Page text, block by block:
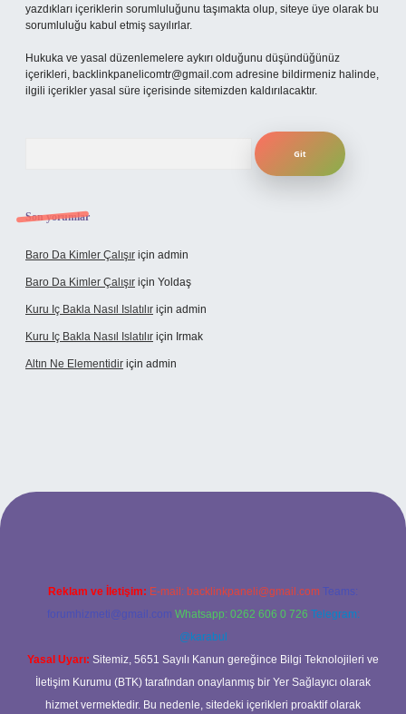
yazdıkları içeriklerin sorumluluğunu taşımakta olup, siteye üye olarak bu
sorumluluğu kabul etmiş sayılırlar.
Hukuka ve yasal düzenlemelere aykırı olduğunu düşündüğünüz
içerikleri, backlinkpanelicomtr@gmail.com adresine bildirmeniz halinde,
ilgili içerikler yasal süre içerisinde sitemizden kaldırılacaktır.
Son yorumlar
Baro Da Kimler Çalışır için admin
Baro Da Kimler Çalışır için Yoldaş
Kuru Iç Bakla Nasıl Islatılır için admin
Kuru Iç Bakla Nasıl Islatılır için Irmak
Altın Ne Elementidir için admin
Reklam ve İletişim: E-mail: backlinkpaneli@gmail.com Teams:
forumhizmeti@gmail.com Whatsapp: 0262 606 0 726 Telegram:
@karabul
Yasal Uyarı: Sitemiz, 5651 Sayılı Kanun gereğince Bilgi Teknolojileri ve
İletişim Kurumu (BTK) tarafından onaylanmış bir Yer Sağlayıcı olarak
hizmet vermektedir. Bu nedenle, sitedeki içerikleri proaktif olarak